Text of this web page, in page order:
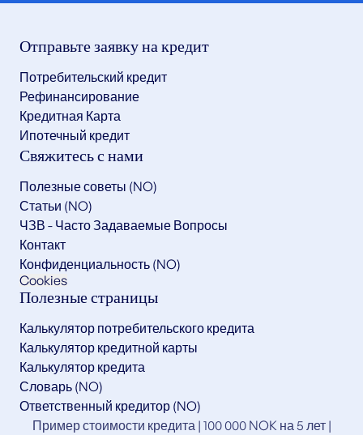
Отправьте заявку на кредит
Потребительский кредит
Рефинансирование
Кредитная Карта
Ипотечный кредит
Свяжитесь с нами
Полезные советы (NO)
Статьи (NO)
ЧЗВ - Часто Задаваемые Вопросы
Контакт
Конфиденциальность (NO)
Cookies
Полезные страницы
Калькулятор потребительского кредита
Калькулятор кредитной карты
Калькулятор кредита
Словарь (NO)
Ответственный кредитор (NO)
Пример стоимости кредита | 100 000 NOK на 5 лет |